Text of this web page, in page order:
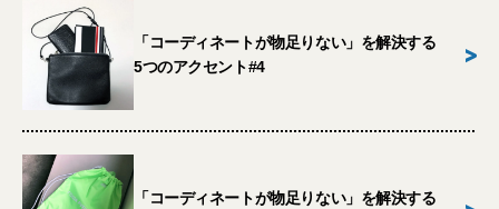
「コーディネートが物足りない」を解決する
5つのアクセント#4
>
「コーディネートが物足りない」を解決する